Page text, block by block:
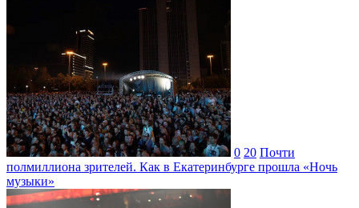
0 20 Почти
полмиллиона зрителей. Как в Екатеринбурге прошла «Ночь
музыки»